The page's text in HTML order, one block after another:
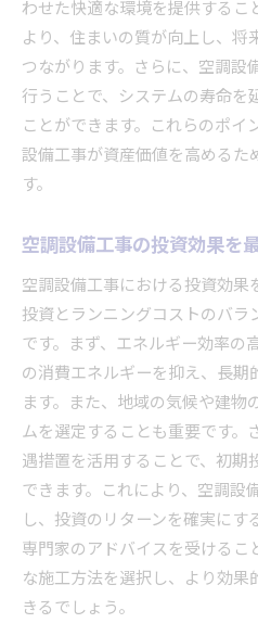
わせた快適な環境を提供するこ
より、住まいの質が向上し、
つながります。さらに、空調設
行うことで、システムの寿命を
ことができます。これらのポ
設備工事が資産価値を高めるた
す。
空調設備工事の投資効果を
空調設備工事における投資効
投資とランニングコストのバ
です。まず、エネルギー効率の
の消費エネルギーを抑え、長期
ます。また、地域の気候や建
ムを選定することも重要です。
遇措置を活用することで、初
できます。これにより、空調設
し、投資のリターンを確実にす
専門家のアドバイスを受ける
な施工方法を選択し、より効
きるでしょう。